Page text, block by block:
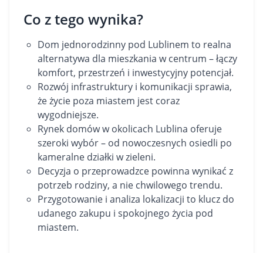
Co z tego wynika?
Dom jednorodzinny pod Lublinem to realna
alternatywa dla mieszkania w centrum – łączy
komfort, przestrzeń i inwestycyjny potencjał.
Rozwój infrastruktury i komunikacji sprawia,
że życie poza miastem jest coraz
wygodniejsze.
Rynek domów w okolicach Lublina oferuje
szeroki wybór – od nowoczesnych osiedli po
kameralne działki w zieleni.
Decyzja o przeprowadzce powinna wynikać z
potrzeb rodziny, a nie chwilowego trendu.
Przygotowanie i analiza lokalizacji to klucz do
udanego zakupu i spokojnego życia pod
miastem.